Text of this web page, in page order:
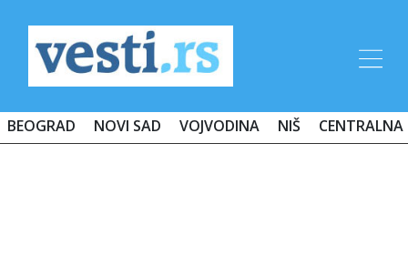
BEOGRAD NOVI SAD VOJVODINA NIŠ CENTRALNA